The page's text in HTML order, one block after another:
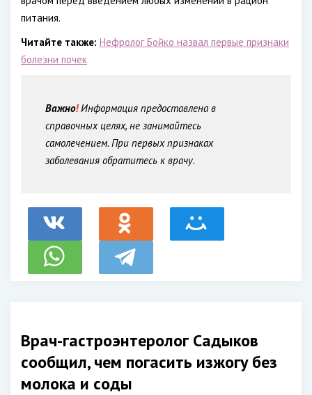
питания.
Читайте также: Нефролог Бойко назвал первые признаки
болезни почек
Важно!Информация предоставлена в
справочных целях, не занимайтесь
самолечением. При первых признаках
заболевания обратитесь к врачу.
Врач-гастроэнтеролог Садыков
сообщил, чем погасить изжогу без
молока и соды